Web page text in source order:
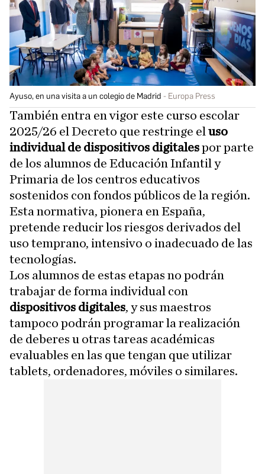
Ayuso, en una visita a un colegio de Madrid Europa Press
También entra en vigor este curso escolar
2025/26 el Decreto que restringe el uso
individual de dispositivos digitalespor parte
de los alumnos de Educación Infantil y
Primaria de los centros educativos
sostenidos con fondos públicos de la región.
Esta normativa, pionera en España,
pretende reducir los riesgos derivados del
uso temprano, intensivo o inadecuado de las
tecnologías.
Los alumnos de estas etapas no podrán
trabajar de forma individual con
dispositivos digitales, y sus maestros
tampoco podrán programar la realización
de deberes u otras tareas académicas
evaluables en las que tengan que utilizar
tablets, ordenadores, móviles o similares.